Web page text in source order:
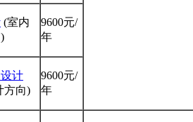
(室内
9600元/
年
计
方向)
9600元/
年